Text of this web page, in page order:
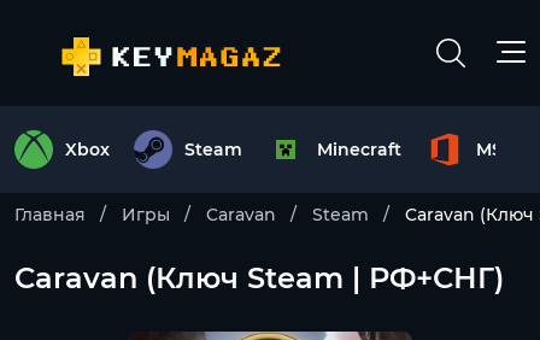
Xbox Steam Minecraft MS
Главная Игры Caravan Steam Caravan
Caravan (Ключ Steam | РФ+СНГ)